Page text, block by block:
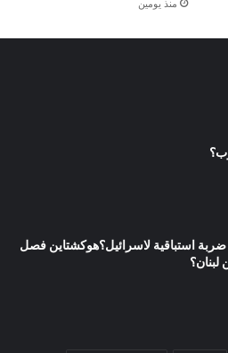
منذ يومين
ضربة استباقية لاسرائيل؟هوكشتاين فصل